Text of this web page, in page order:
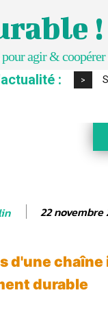
!
agir &
: >
22 novembre
d'une
durable